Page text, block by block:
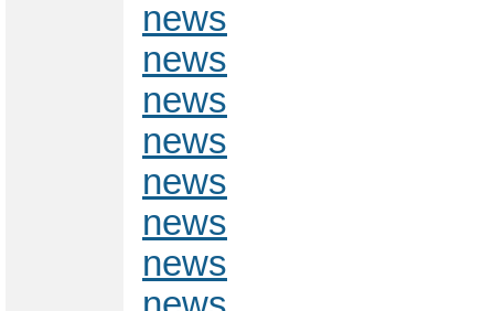
news
news
news
news
news
news
news